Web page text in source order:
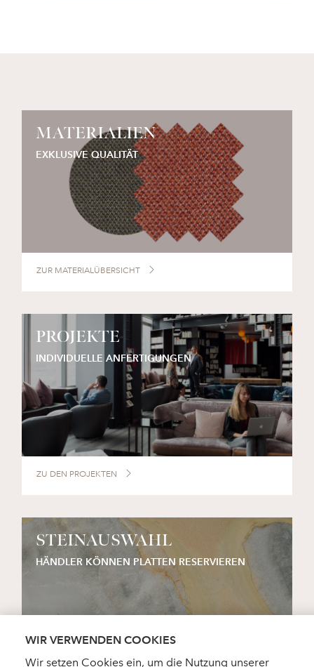
MATERIALIEN
EXKLUSIVE QUALITÄT
ZUR MATERIALÜBERSICHT
PROJEKTE
INDIVIDUELLE ANFERTIGUNGEN
ZU DEN PROJEKTEN
STEINAUSWAHL
HÄNDLER KÖNNEN PLATTEN RESERVIEREN
WIR VERWENDEN COOKIES
Wir setzen Cookies ein, um die Nutzung unserer